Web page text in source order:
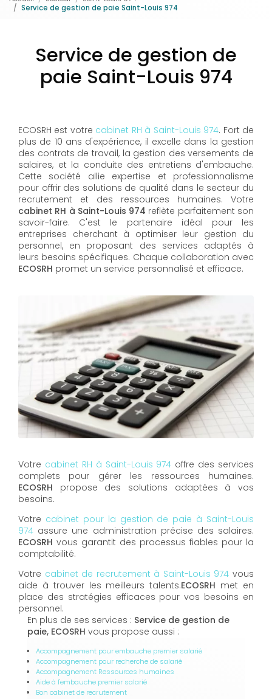
Service de gestion de paie Saint-Louis 974
Service de gestion de
paie Saint-Louis 974
ECOSRH est votre cabinet RH à Saint-Louis 974. Fort de
plus de 10 ans d'expérience, il excelle dans la gestion
des contrats de travail, la gestion des versements de
salaires, et la conduite des entretiens d'embauche.
Cette société allie expertise et professionnalisme
pour offrir des solutions de qualité dans le secteur du
recrutement et des ressources humaines. Votre
cabinet RH à Saint-Louis 974 reflète parfaitement son
savoir-faire. C'est le partenaire idéal pour les
entreprises cherchant à optimiser leur gestion du
personnel, en proposant des services adaptés à
leurs besoins spécifiques. Chaque collaboration avec
ECOSRH promet un service personnalisé et efficace.
Votre cabinet RH à Saint-Louis 974 offre des services
complets pour gérer les ressources humaines.
ECOSRH propose des solutions adaptées à vos
besoins.
Votre cabinet pour la gestion de paie à Saint-Louis
974 assure une administration précise des salaires.
ECOSRH vous garantit des processus fiables pour la
comptabilité.
Votre cabinet de recrutement à Saint-Louis 974 vous
aide à trouver les meilleurs talents.ECOSRH met en
place des stratégies efficaces pour vos besoins en
personnel.
En plus de ses services : Service de gestion de
paie, ECOSRH vous propose aussi :
Accompagnement pour embauche premier salarié
Accompagnement pour recherche de salarié
Accompagnement Ressources humaines
Aide à l'embauche premier salarié
Bon cabinet de recrutement